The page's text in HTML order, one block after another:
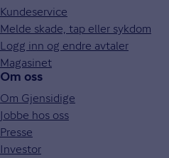
Kundeservice
Melde skade, tap eller sykdom
Logg inn og endre avtaler
Magasinet
Om oss
Om Gjensidige
Jobbe hos oss
Presse
Investor